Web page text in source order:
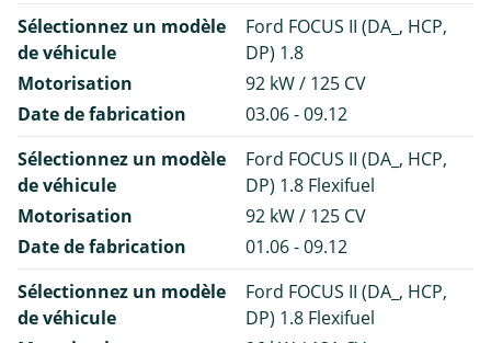
Sélectionnez un modèle
de véhicule
Ford FOCUS II (DA_, HCP,
DP) 1.8
Motorisation
92 kW / 125 CV
Date de fabrication
03.06 - 09.12
Sélectionnez un modèle
de véhicule
Ford FOCUS II (DA_, HCP,
DP) 1.8 Flexifuel
Motorisation
92 kW / 125 CV
Date de fabrication
01.06 - 09.12
Sélectionnez un modèle
de véhicule
Ford FOCUS II (DA_, HCP,
DP) 1.8 Flexifuel